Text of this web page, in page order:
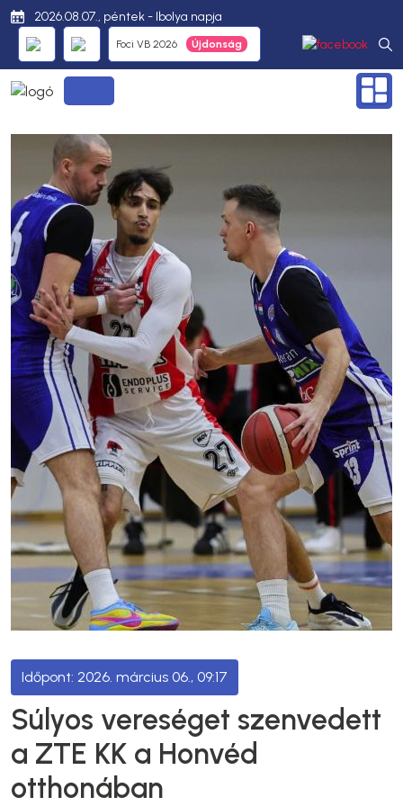
2026.08.07., péntek - Ibolya napja
Foci VB 2026
2026. március 06., 09:17
Súlyos vereséget szenvedett
a ZTE KK a Honvéd
otthonában